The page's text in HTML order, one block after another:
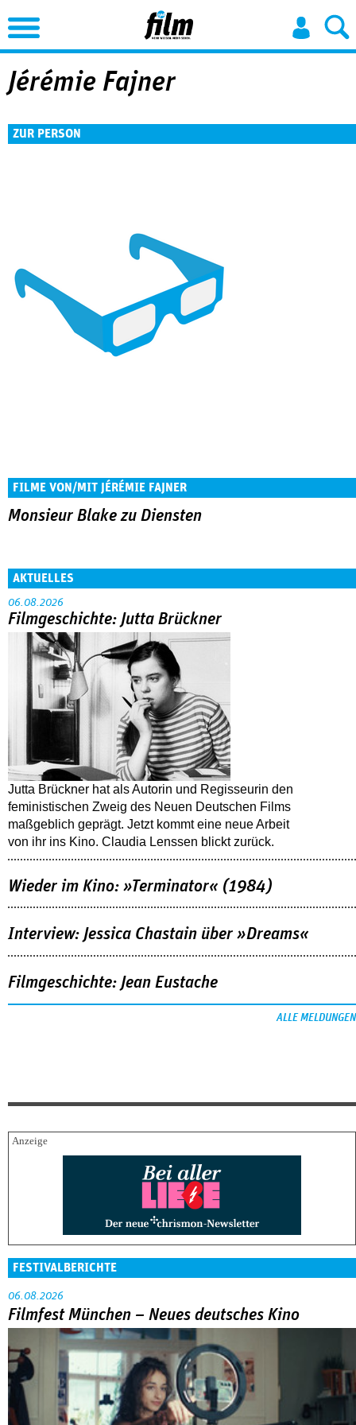
Jump to Navigation
Jérémie Fajner
ZUR PERSON
FILME VON/MIT JÉRÉMIE FAJNER
Monsieur Blake zu Diensten
AKTUELLES
06.08.2026
Filmgeschichte: Jutta Brückner
Jutta Brückner hat als Autorin und Regisseurin den
feministischen Zweig des Neuen Deutschen Films
maßgeblich geprägt. Jetzt kommt eine neue Arbeit
von ihr ins Kino. Claudia Lenssen blickt zurück.
Wieder im Kino: »Terminator« (1984)
Interview: Jessica Chastain über »Dreams«
Filmgeschichte: Jean Eustache
ALLE MELDUNGEN
FESTIVALBERICHTE
06.08.2026
Filmfest München – Neues deutsches Kino